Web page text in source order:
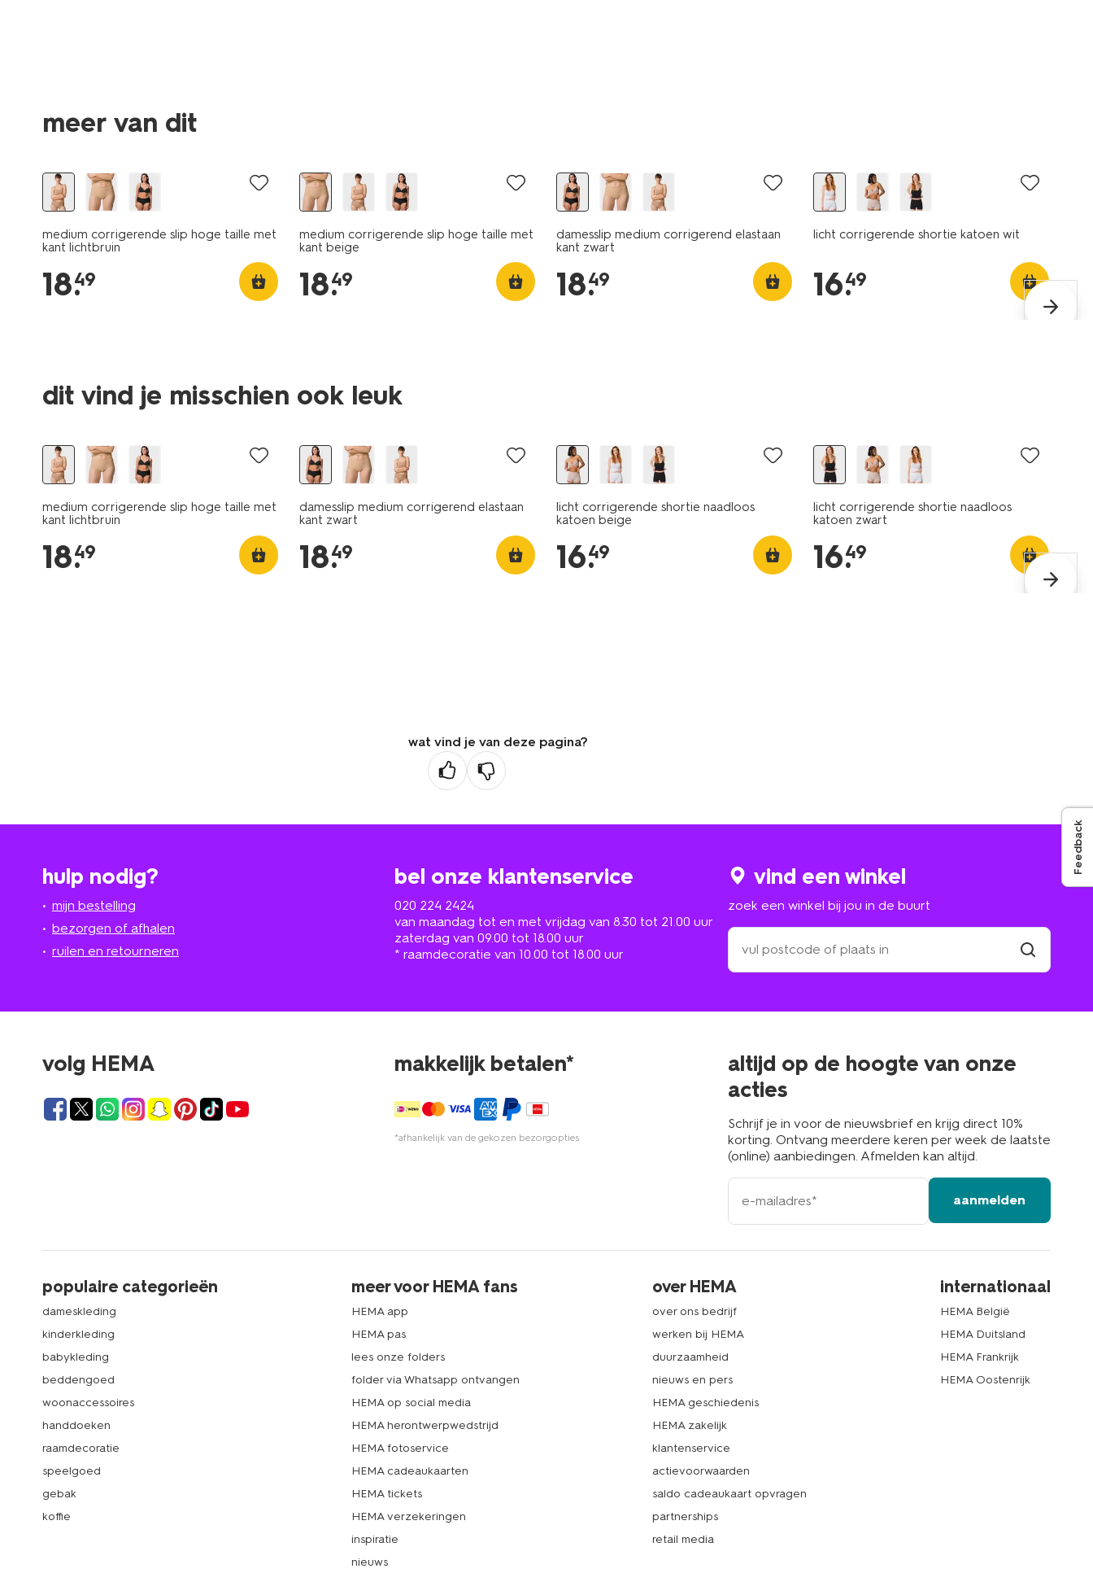
meer van dit
medium corrigerende slip hoge taille met
kant lichtbruin
18.
49
medium corrigerende slip hoge taille met
kant beige
18.
49
damesslip medium corrigerend elastaan
kant zwart
18.
49
licht corrigerende shortie katoen wit
16.
49
dit vind je misschien ook leuk
medium corrigerende slip hoge taille met
kant lichtbruin
18.
49
damesslip medium corrigerend elastaan
kant zwart
18.
49
licht corrigerende shortie naadloos
katoen beige
16.
49
licht corrigerende shortie naadloos
katoen zwart
16.
49
wat vind je van deze pagina?
hulp nodig?
mijn bestelling
bezorgen of afhalen
ruilen en retourneren
bel onze klantenservice
020 224 2424
van maandag tot en met vrijdag van 8.30 tot 21.00 uur
zaterdag van 09.00 tot 18.00 uur
* raamdecoratie van 10.00 tot 18.00 uur
vind een winkel
zoek een winkel bij jou in de buurt
zoek
een
winkel
in
volg HEMA makkelijk betalen*
*afhankelijk van de gekozen bezorgopties
altijd op de hoogte van onze
acties
Schrijf je in voor de nieuwsbrief en krijg direct 10%
korting. Ontvang meerdere keren per week de laatste
(online) aanbiedingen. Afmelden kan altijd.
e-
mailadres
aanmelden
populaire categorieën
dameskleding
kinderkleding
babykleding
beddengoed
woonaccessoires
handdoeken
raamdecoratie
speelgoed
gebak
koffie
meer voor HEMA fans
HEMA app
HEMA pas
lees onze folders
folder via Whatsapp ontvangen
HEMA op social media
HEMA herontwerpwedstrijd
HEMA fotoservice
HEMA cadeaukaarten
HEMA tickets
HEMA verzekeringen
inspiratie
nieuws
over HEMA
over ons bedrijf
werken bij HEMA
duurzaamheid
nieuws en pers
HEMA geschiedenis
HEMA zakelijk
klantenservice
actievoorwaarden
saldo cadeaukaart opvragen
partnerships
retail media
internationaal
HEMA België
HEMA Duitsland
HEMA Frankrijk
HEMA Oostenrijk
Feedback